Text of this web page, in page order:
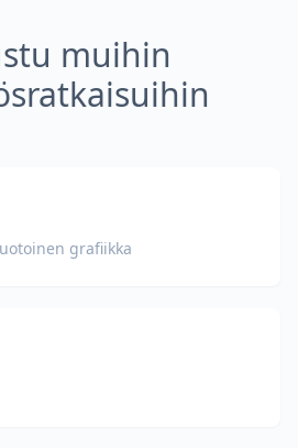
muihin
grafiikka